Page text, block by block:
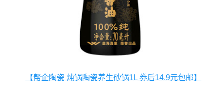
【帮企陶瓷 炖锅陶瓷养生砂锅1L 券后14.9元包邮】